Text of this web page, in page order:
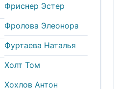
Фриснер Эстер
Фролова Элеонора
Фуртаева Наталья
Холт Том
Хохлов Антон